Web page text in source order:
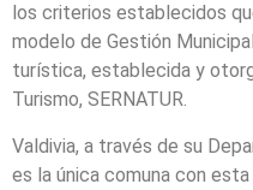
los criterios establecidos
modelo de Gestión
turística, establecida y
Turismo, SERNATUR.
Valdivia, a través de su
es la única comuna con